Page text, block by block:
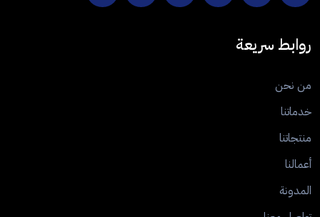
روابط سريعة
من نحن
خدماتنا
منتجاتنا
أعمالنا
المدونة